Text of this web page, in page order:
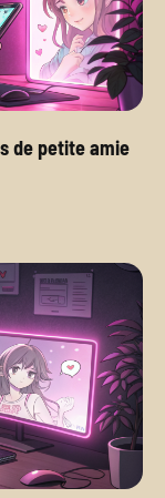
de petite amie